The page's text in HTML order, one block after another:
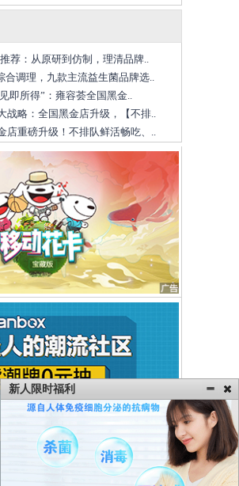
新人限时福利
荐：从原研到仿制，理清品牌..
合调理，九款主流益生菌品牌选..
即所得”：雍容荟全国黑金..
战略：全国黑金店升级，【不排..
店重磅升级！不排队鲜活畅吃、..